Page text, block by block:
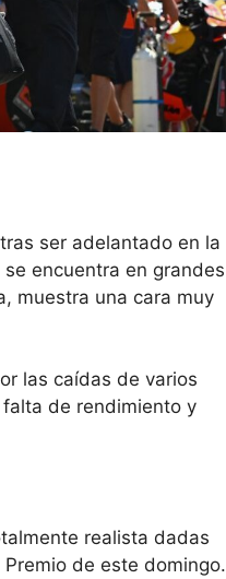
ser adelantado en la
encuentra en grandes
muestra una cara muy
las caídas de varios
de rendimiento y
realista dadas
de este domingo.